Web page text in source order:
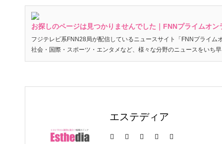
お探しのページは見つかりませんでした｜FNNプライムオン
フジテレビ系FNN28局が配信しているニュースサイト「FNNプライ
社会・国際・スポーツ・エンタメなど、様々な分野のニュースをいち
エステディア